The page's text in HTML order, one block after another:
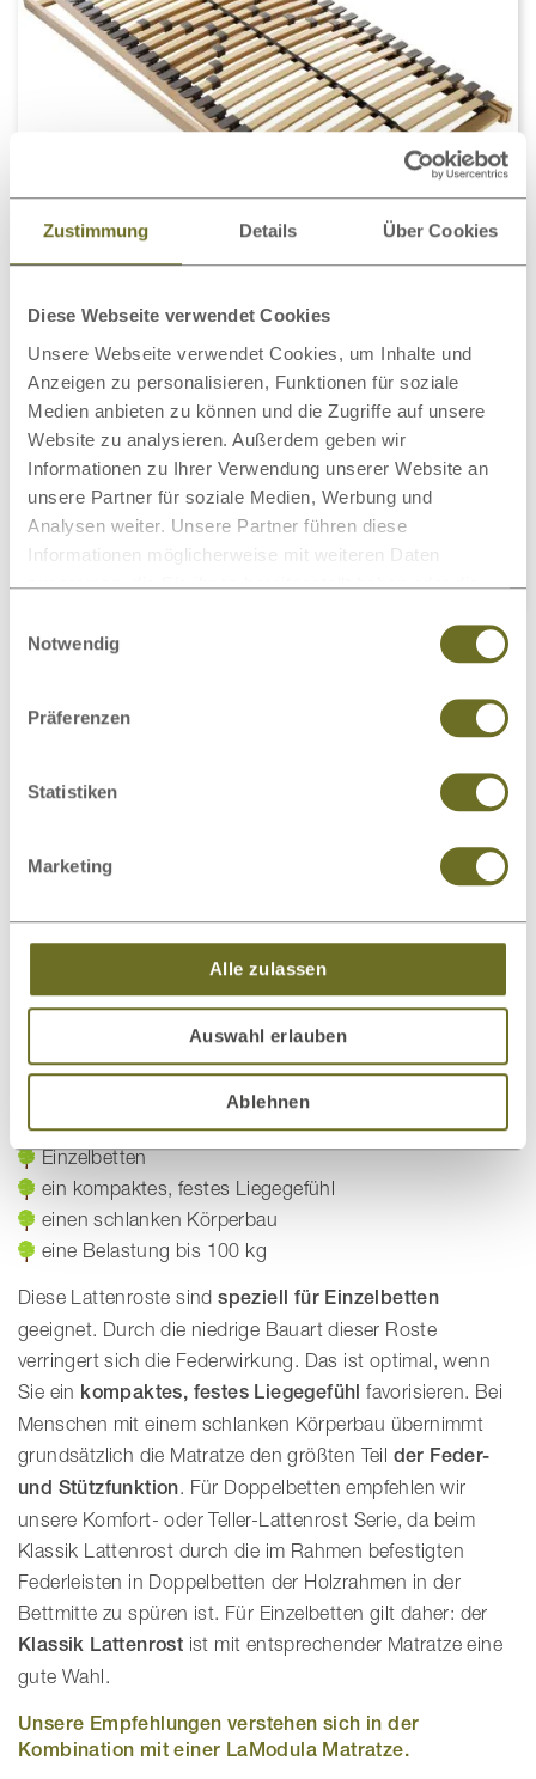
Zustimmung Details Über Cookies
Diese Webseite verwendet Cookies
Unsere Webseite verwendet Cookies, um Inhalte und
Anzeigen zu personalisieren, Funktionen für soziale
Medien anbieten zu können und die Zugriffe auf unsere
Website zu analysieren. Außerdem geben wir
Informationen zu Ihrer Verwendung unserer Website an
unsere Partner für soziale Medien, Werbung und
Analysen weiter. Unsere Partner führen diese
Informationen möglicherweise mit weiteren Daten
zusammen, die Sie ihnen bereitgestellt haben oder die
haben.
Notwendig
Präferenzen
Statistiken
Marketing
Alle zulassen
Auswahl erlauben
Ablehnen
Körperanpassung:
Höhe: 9 cm
verstellbar: 0-13 cm
gesamte Liegefläche0-3,8°
bei leichtem Reflux | Prävention
pro
Alle Preise inkl. 19 % MwSt.
Klassik Lattenroste empfehlen wir für:
Einzelbetten
ein kompaktes, festes Liegegefühl
einen schlanken Körperbau
eine Belastung bis 100 kg
Diese Lattenroste sindspeziell für Einzelbetten
geeignet. Durch die niedrige Bauart dieser Roste
verringert sich die Federwirkung. Das ist optimal, wenn
Sie ein kompaktes, festes Liegegefühl favorisieren. Bei
Menschen mit einem schlanken Körperbau übernimmt
grundsätzlich die Matratze den größten Teil der Feder-
und Stützfunktion. Für Doppelbetten empfehlen wir
unsere Komfort- oder Teller-Lattenrost Serie, da beim
Klassik Lattenrost durch die im Rahmen befestigten
Federleisten in Doppelbetten der Holzrahmen in der
Bettmitte zu spüren ist. Für Einzelbetten gilt daher: der
Klassik Lattenrost ist mit entsprechender Matratze eine
gute Wahl.
Unsere Empfehlungen verstehen sich in der
Kombination mit einer LaModula Matratze.